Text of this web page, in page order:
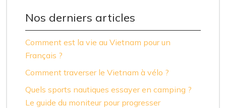
Nos derniers articles
Comment est la vie au Vietnam pour un
Français ?
Comment traverser le Vietnam à vélo ?
Quels sports nautiques essayer en camping ?
Le guide du moniteur pour progresser